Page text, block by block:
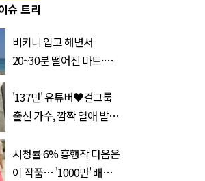
슈 트리
비키니 입고 해변서
20~30분 떨어진 마트·주
속출, 반응 폭발
'137만' 유튜버♥걸그룹
출신 가수, 깜짝 열애 발
(+사진)
시청률 6% 흥행작 다음은
이 작품… '1000만' 배우